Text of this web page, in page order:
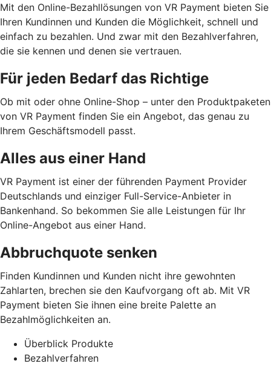
Mit den Online-Bezahllösungen von VR Payment bieten Sie
Ihren Kundinnen und Kunden die Möglichkeit, schnell und
einfach zu bezahlen. Und zwar mit den Bezahlverfahren,
die sie kennen und denen sie vertrauen.
Für jeden Bedarf das Richtige
Ob mit oder ohne Online-Shop – unter den Produktpaketen
von VR Payment finden Sie ein Angebot, das genau zu
Ihrem Geschäftsmodell passt.
Alles aus einer Hand
VR Payment ist einer der führenden Payment Provider
Deutschlands und einziger Full-Service-Anbieter in
Bankenhand. So bekommen Sie alle Leistungen für Ihr
Online-Angebot aus einer Hand.
Abbruchquote senken
Finden Kundinnen und Kunden nicht ihre gewohnten
Zahlarten, brechen sie den Kaufvorgang oft ab. Mit VR
Payment bieten Sie ihnen eine breite Palette an
Bezahlmöglichkeiten an.
Überblick Produkte
Bezahlverfahren